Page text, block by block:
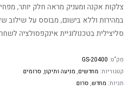
צלקות אקנה ומעניק מראה חלק יותר,
סליצילית בטכנולוגיית אינקפסולציה
מק"ט: GS-20400
קטגוריות: מחדשים, מניעה ותיקון, סרומים
תגיות: מחדש, סרום